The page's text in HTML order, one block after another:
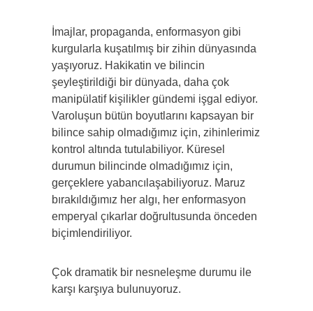
İmajlar, propaganda, enformasyon gibi
kurgularla kuşatılmış bir zihin dünyasında
yaşıyoruz. Hakikatin ve bilincin
şeyleştirildiği bir dünyada, daha çok
manipülatif kişilikler gündemi işgal ediyor.
Varoluşun bütün boyutlarını kapsayan bir
bilince sahip olmadığımız için, zihinlerimiz
kontrol altında tutulabiliyor. Küresel
durumun bilincinde olmadığımız için,
gerçeklere yabancılaşabiliyoruz. Maruz
bırakıldığımız her algı, her enformasyon
emperyal çıkarlar doğrultusunda önceden
biçimlendiriliyor.
Çok dramatik bir nesneleşme durumu ile
karşı karşıya bulunuyoruz.